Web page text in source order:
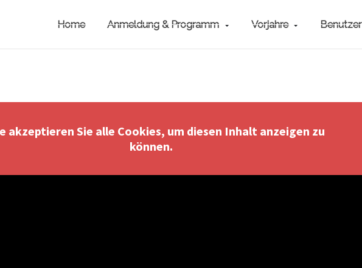
Home Anmeldung & Programm Vorjahre Benutzer
akzeptieren Sie alle Cookies, um diesen Inhalt anzeigen zu
können.